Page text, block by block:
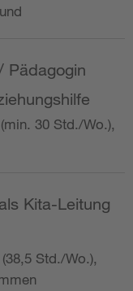
Pädagogin
30 Std./Wo.),
Kita-Leitung
Std./Wo.),